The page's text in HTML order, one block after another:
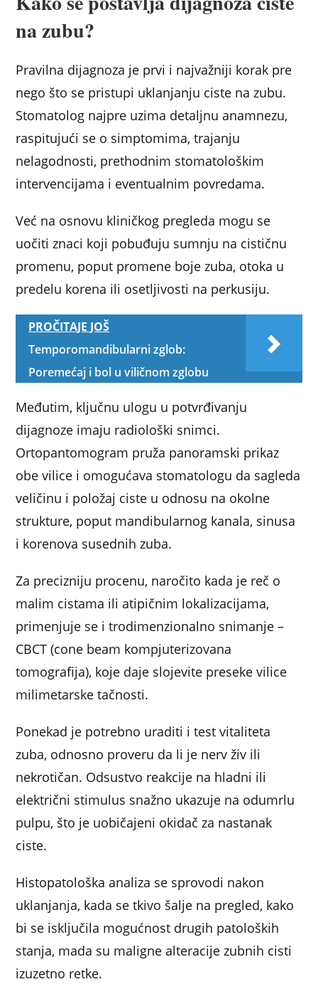
na zubu?
Pravilna dijagnoza je prvi i najvažniji korak pre
nego što se pristupi uklanjanju ciste na zubu.
Stomatolog najpre uzima detaljnu anamnezu,
raspitujući se o simptomima, trajanju
nelagodnosti, prethodnim stomatološkim
intervencijama i eventualnim povredama.
Već na osnovu kliničkog pregleda mogu se
uočiti znaci koji pobuđuju sumnju na cističnu
promenu, poput promene boje zuba, otoka u
predelu korena ili osetljivosti na perkusiju.
PROČITAJE JOŠ
Temporomandibularni zglob:
Poremećaj i bol u viličnom zglobu
Međutim, ključnu ulogu u potvrđivanju
dijagnoze imaju radiološki snimci.
Ortopantomogram pruža panoramski prikaz
obe vilice i omogućava stomatologu da sagleda
veličinu i položaj ciste u odnosu na okolne
strukture, poput mandibularnog kanala, sinusa
i korenova susednih zuba.
Za precizniju procenu, naročito kada je reč o
malim cistama ili atipičnim lokalizacijama,
primenjuje se i trodimenzionalno snimanje –
CBCT (cone beam kompjuterizovana
tomografija), koje daje slojevite preseke vilice
milimetarske tačnosti.
Ponekad je potrebno uraditi i test vitaliteta
zuba, odnosno proveru da li je nerv živ ili
nekrotičan. Odsustvo reakcije na hladni ili
električni stimulus snažno ukazuje na odumrlu
pulpu, što je uobičajeni okidač za nastanak
ciste.
Histopatološka analiza se sprovodi nakon
uklanjanja, kada se tkivo šalje na pregled, kako
bi se isključila mogućnost drugih patoloških
stanja, mada su maligne alteracije zubnih cisti
izuzetno retke.